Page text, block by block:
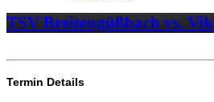
TSV Breitengüßbach vs.
Termin Details